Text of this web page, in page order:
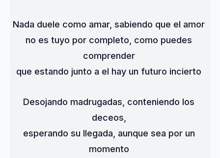
Nada duele como amar, sabiendo que el amor
no es tuyo por completo, como puedes
comprender
que estando junto a el hay un futuro incierto
Desojando madrugadas, conteniendo los
deceos,
esperando su llegada, aunque sea por un
momento